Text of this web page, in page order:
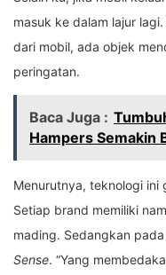
masuk ke dalam lajur
dari mobil, ada objek
peringatan.
Baca Juga :
Hampers Semakin
Menurutnya, teknologi ini
Setiap brand memiliki
mading. Sedangkan
Sense. “Yang